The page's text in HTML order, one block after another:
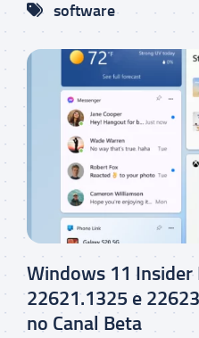
software
Windows 11 Insider
22621.1325 e
no Canal Beta